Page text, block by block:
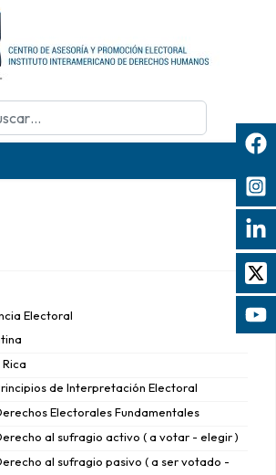
Electoral
de Interpretación Electoral
Electorales Fundamentales
al sufragio activo ( a votar - elegir )
al sufragio pasivo ( a ser votado -